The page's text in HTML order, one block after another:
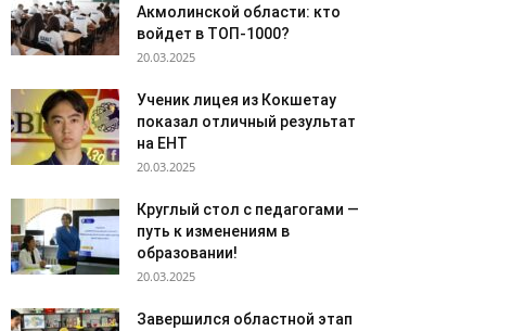
Акмолинской области: кто
войдет в ТОП-1000?
20.03.2025
Ученик лицея из Кокшетау
показал отличный результат
на ЕНТ
20.03.2025
Круглый стол с педагогами —
путь к изменениям в
образовании!
20.03.2025
Завершился областной этап